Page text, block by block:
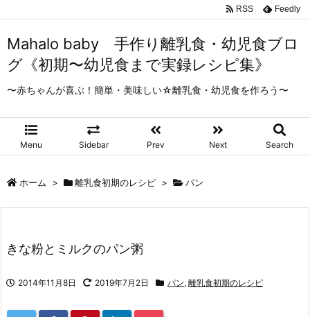
Mahalo baby 手作り離乳食・幼児食ブロ
グ《初期〜幼児食まで実録レシピ集》
〜赤ちゃんが喜ぶ！簡単・美味しい☆離乳食・幼児食を作ろう〜
Menu Sidebar Prev Next Search
RSS Feedly
ホーム > 離乳食初期のレシピ > パン
きな粉とミルクのパン粥
2014年11月8日 2019年7月2日 パン, 離乳食初期のレシピ